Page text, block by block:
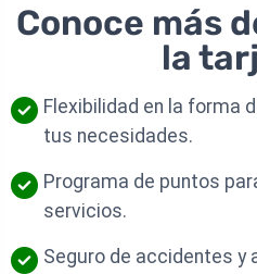
Conoce más
la
Flexibilidad en la forma
tus necesidades.
Programa de puntos
servicios.
Seguro de accidentes y